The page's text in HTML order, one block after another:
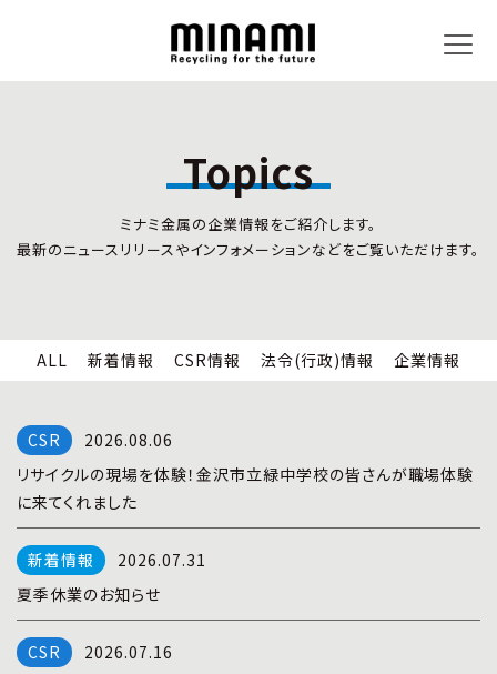
CSR情報
企業情報
全国事業所紹介
事業内容
リサイクルサービス
小型家電リサイクル法
全国の回収対応
プライバシーポリシー
Topics
ミナミ金属の企業情報をご紹介します。
最新のニュースリリースやインフォメーションなどをご覧いただけます。
ALL 新着情報 CSR情報 法令(行政)情報 企業情報
2026.08.06
リサイクルの現場を体験！金沢市立緑中学校の皆さんが職場体験
に来てくれました
2026.07.31
夏季休業のお知らせ
2026.07.16